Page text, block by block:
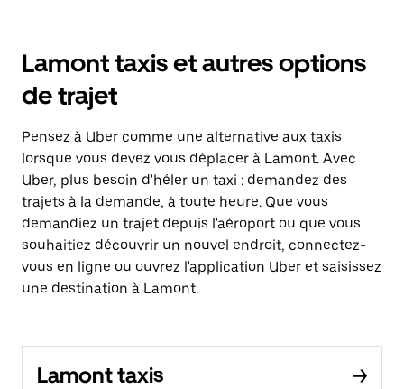
Lamont taxis et autres options
de trajet
Pensez à Uber comme une alternative aux taxis
lorsque vous devez vous déplacer à Lamont. Avec
Uber, plus besoin d'héler un taxi : demandez des
trajets à la demande, à toute heure. Que vous
demandiez un trajet depuis l'aéroport ou que vous
souhaitiez découvrir un nouvel endroit, connectez-
vous en ligne ou ouvrez l'application Uber et saisissez
une destination à Lamont.
Lamont taxis